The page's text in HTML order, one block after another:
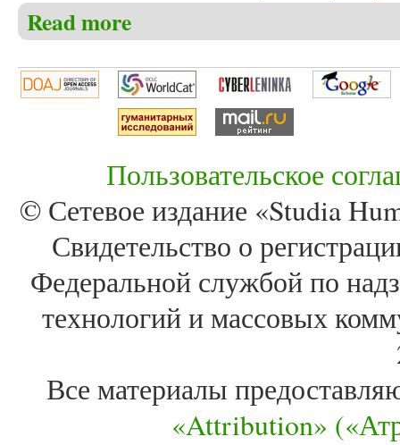
Read more
Пользовательское
© Сетевое издание «Studia
Свидетельство о
Федеральной службой по
технологий и массовых
Все материалы
«Attribution»